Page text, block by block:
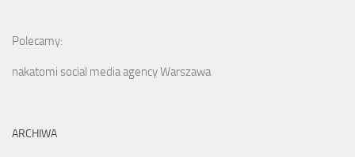
Polecamy:
nakatomi social media agency Warszawa
ARCHIWA